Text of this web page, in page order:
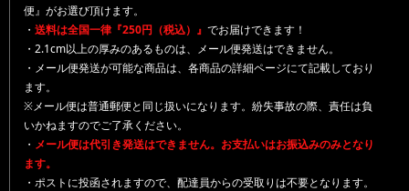
便』がお選び頂けます。
・ 送料は全国一律『250円（税込）』 でお届けできます！
・2.1cm以上の厚みのあるものは、メール便発送はできません。
・メール便発送が可能な商品は、各商品の詳細ページにて記載しており
ます。
※メール便は普通郵便と同じ扱いになります。紛失事故の際、責任は負
いかねますのでご了承ください。
・ メール便は代引き発送はできません。お支払いはお振込みのみとなり
ます。
・ポストに投函されますので、配達員からの受取りは不要となります。